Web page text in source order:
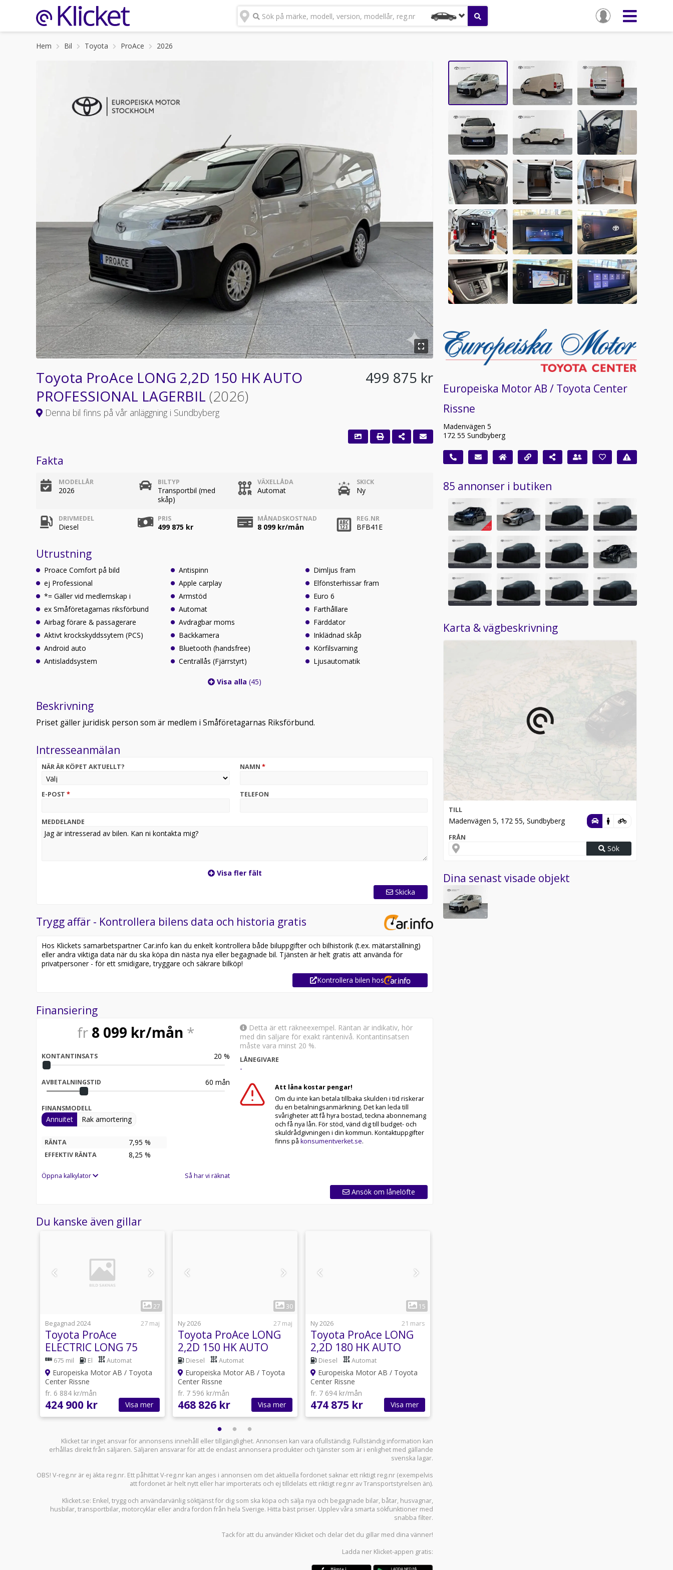
Sök på märke, modell, version, modellår, reg.nr
Hem Bil Toyota ProAce 2026
Toyota ProAce LONG 2,2D 150 HK AUTO
PROFESSIONAL LAGERBIL (2026)
Denna bil finns på vår anläggning i Sundbyberg
499 875 kr
Fakta
MODELLÅR
2026
BILTYP
Transportbil (med
skåp)
VÄXELLÅDA
Automat
SKICK
Ny
DRIVMEDEL
Diesel
PRIS
499 875 kr
MÅNADSKOSTNAD
8 099kr/mån
REG.NR
BFB41E
Utrustning
Proace Comfort på bild
ej Professional
*= Gäller vid medlemskap i
ex Småföretagarnas riksförbund
Airbag förare & passagerare
Aktivt krockskyddssytem (PCS)
Android auto
Antisladdsystem
Antispinn
Apple carplay
Armstöd
Automat
Avdragbar moms
Backkamera
Bluetooth (handsfree)
Centrallås (Fjärrstyrt)
Dimljus fram
Elfönsterhissar fram
Euro 6
Farthållare
Färddator
Inklädnad skåp
Körfilsvarning
Ljusautomatik
Visa alla(45)
Beskrivning
Priset gäller juridisk person som är medlem i Småföretagarnas Riksförbund.
Intresseanmälan
NÄR ÄR KÖPET AKTUELLT? NAMN *
E-POST * TELEFON
MEDDELANDE
Visa fler fält
Skicka
Trygg affär - Kontrollera bilens data och historia gratis
Hos Klickets samarbetspartner Car.info kan du enkelt kontrollera både biluppgifter och bilhistorik (t.ex. mätarställning)
eller andra viktiga data när du ska köpa din nästa nya eller begagnade bil. Tjänsten är helt gratis att använda för
privatpersoner - för ett smidigare, tryggare och säkrare bilköp!
Kontrollera bilen hos
Finansiering
fr 8 099 kr/mån *
KONTANTINSATS 20 %
AVBETALNINGSTID 60 mån
FINANSMODELL
Annuitet Rak amortering
RÄNTA 7,95 %
EFFEKTIV RÄNTA 8,25 %
Öppna kalkylator Så har vi räknat
Detta är ett räkneexempel. Räntan är indikativ, hör
med din säljare för exakt räntenivå. Kontantinsatsen
måste vara minst 20 %.
LÅNEGIVARE
-
Att låna kostar pengar!
Om du inte kan betala tillbaka skulden i tid riskerar
du en betalningsanmärkning. Det kan leda till
svårigheter att få hyra bostad, teckna abonnemang
och få nya lån. För stöd, vänd dig till budget- och
skuldrådgivningen i din kommun. Kontaktuppgifter
finns på konsumentverket.se.
Ansök om lånelöfte
Du kanske även gillar
27
Begagnad 2024
27 maj
Toyota ProAce
ELECTRIC LONG 75
KWH COMFORT 2
DÖRRAR / V-h...
675 mil El Automat
Europeiska Motor AB / Toyota
Center Rissne
fr. 6 884 kr/mån
424 900 kr Visa mer
30
Ny 2026
27 maj
Toyota ProAce LONG
2,2D 150 HK AUTO
COMFORT FLEET
EDITION...
Diesel Automat
Europeiska Motor AB / Toyota
Center Rissne
fr. 7 596 kr/mån
468 826 kr Visa mer
15
Ny 2026
21 mars
Toyota ProAce LONG
2,2D 180 HK AUTO
COMFORT LAGERBIL
Diesel Automat
Europeiska Motor AB / Toyota
Center Rissne
fr. 7 694 kr/mån
474 875 kr Visa mer
Klicket tar inget ansvar för annonsens innehåll eller tillgänglighet. Annonsen kan vara ofullständig. Fullständig information kan
erhållas direkt från säljaren. Säljaren ansvarar för att de endast annonsera produkter och tjänster som är i enlighet med gällande
svenska lagar.
OBS! V-reg.nr är ej äkta reg.nr. Ett påhittat V-reg.nr kan anges i annonsen om det aktuella fordonet saknar ett riktigt reg.nr (exempelvis
att fordonet är helt nytt eller har importerats och ej tilldelats ett riktigt reg.nr av Transportstyrelsen än).
Klicket.se: Enkel, trygg och användarvänlig söktjänst för dig som ska köpa och sälja nya och begagnade bilar, båtar, husvagnar,
husbilar,transportbilar, motorcyklar eller andra fordon från hela Sverige. Hitta bäst priser. Upplev våra smarta sökfunktioner med
snabba filter.
Tack för att du använder Klicket och delar det du gillar med dina vänner!
Ladda ner Klicket-appen gratis:
Europeiska Motor AB / Toyota Center
Rissne
Madenvägen 5
172 55 Sundbyberg
85 annonser i butiken
Karta & vägbeskrivning
TILL
Madenvägen 5, 172 55, Sundbyberg
FRÅN
Sök
Dina senast visade objekt